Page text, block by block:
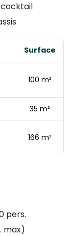
d'un cadre
Surface
100 m²
35 m²
166 m²
pers.
max)